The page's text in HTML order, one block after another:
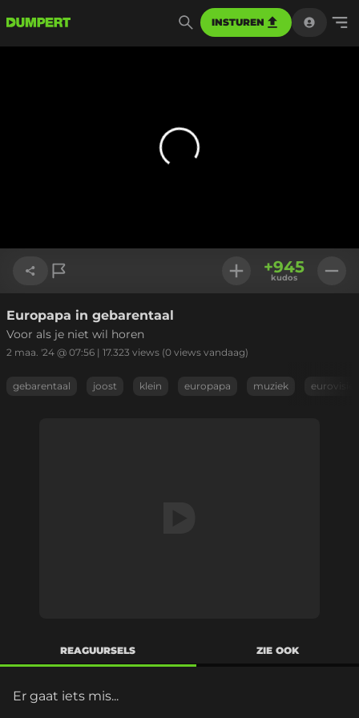
INSTUREN
Link kopiëren
+945
kudos
Europapa in gebarentaal
Voor als je niet wil horen
2 maa. '24 @ 07:56 | 17.323 views (0 views vandaag)
gebarentaal joost klein europapa muziek eurovisie
REAGUURSELS ZIE OOK
Er gaat iets mis...